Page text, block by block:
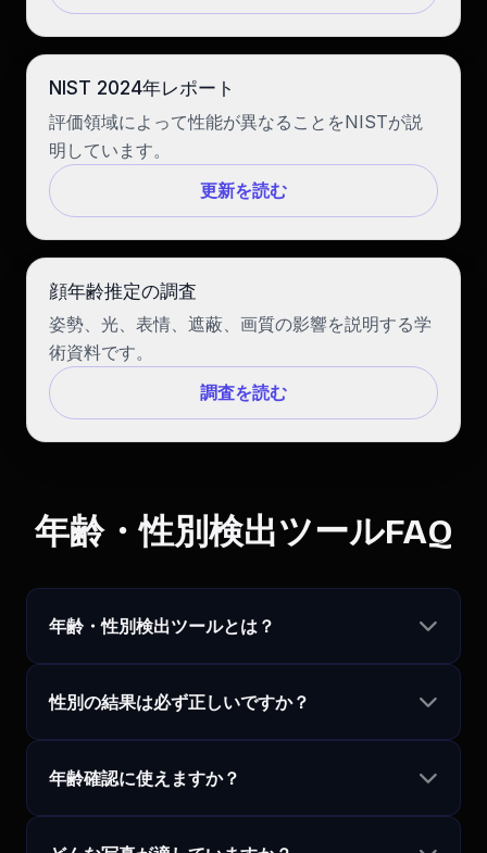
NIST 2024年レポート
評価領域によって性能が異なることをNISTが説
明しています。
更新を読む
顔年齢推定の調査
姿勢、光、表情、遮蔽、画質の影響を説明する学
術資料です。
調査を読む
年齢・性別検出ツールFAQ
年齢・性別検出ツールとは？
性別の結果は必ず正しいですか？
年齢確認に使えますか？